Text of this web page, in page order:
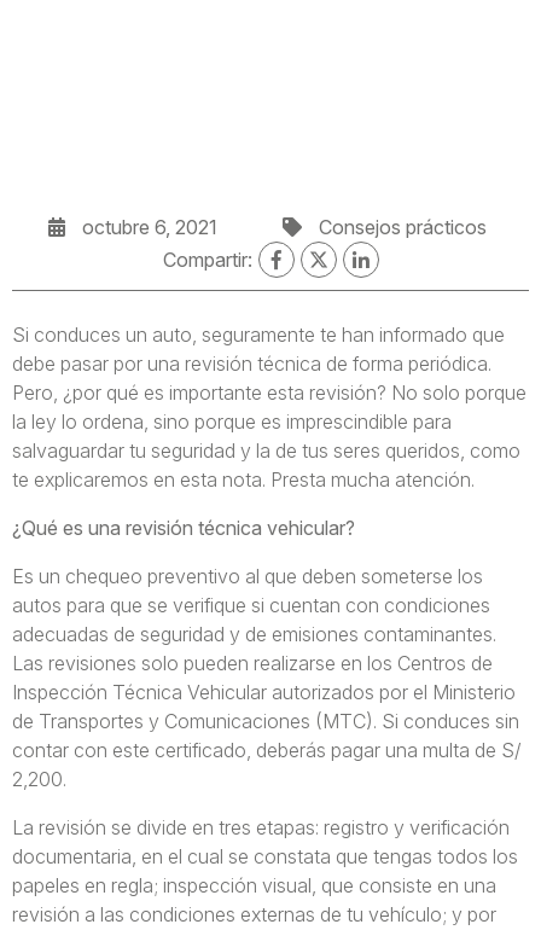
octubre 6, 2021
Consejos prácticos
Compartir:
Si conduces un auto, seguramente te han informado que
debe pasar por una revisión técnica de forma periódica.
Pero, ¿por qué es importante esta revisión? No solo porque
la ley lo ordena, sino porque es imprescindible para
salvaguardar tu seguridad y la de tus seres queridos, como
te explicaremos en esta nota. Presta mucha atención.
¿Qué es una revisión técnica vehicular?
Es un chequeo preventivo al que deben someterse los
autos para que se verifique si cuentan con condiciones
adecuadas de seguridad y de emisiones contaminantes.
Las revisiones solo pueden realizarse en los Centros de
Inspección Técnica Vehicular autorizados por el Ministerio
de Transportes y Comunicaciones (MTC). Si conduces sin
contar con este certificado, deberás pagar una multa de S/
2,200.
La revisión se divide en tres etapas: registro y verificación
documentaria, en el cual se constata que tengas todos los
papeles en regla; inspección visual, que consiste en una
revisión a las condiciones externas de tu vehículo; y por